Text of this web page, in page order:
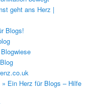
geht ans Herz |
Blogs!
Ein Herz für Blogs – Hilfe